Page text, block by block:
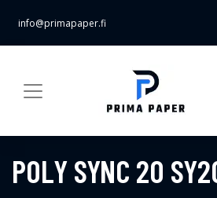
info@primapaper.fi
POLY SYNC 20